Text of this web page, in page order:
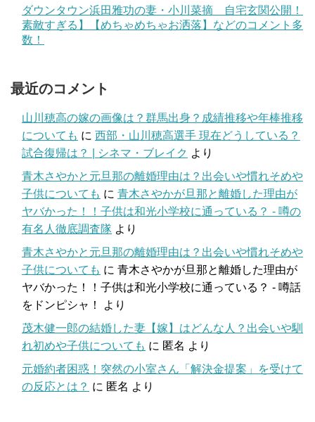
ダウンタウン浜田雅功の妻・小川菜摘 自宅玄関公開！
素敵すぎる】【めちゃめちゃお洒落】などのコメント多
数！
最近のコメント
山川穂高の嫁の画像は？群馬出身？成績推移や年棒推移
についても に 西部・山川穂高選手 現在どうしている？
試合復帰は？ | シネマ・ブレイク より
青木さやかと元旦那の離婚理由は？出会いや慣れそめや
子供についても に 青木さやかが旦那と離婚した理由が
ヤバかった！！子供は和光小学校に通っている？ - 噂の
有名人徹底調査隊 より
青木さやかと元旦那の離婚理由は？出会いや慣れそめや
子供についても に 青木さやかが旦那と離婚した理由が
ヤバかった！！子供は和光小学校に通っている？ - 噂話
をドンピシャ！
より
茂木健一郎の結婚した妻【嫁】はどんな人？出会いや馴
れ初めや子供についても に 匿名 より
元婚約者困惑！突然の小室さん「解決金提案」を受けて
の反応とは？ に 匿名 より